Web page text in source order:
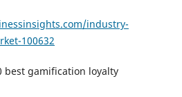
industry-
100632
best gamification loyalty